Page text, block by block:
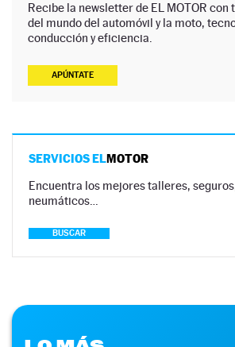
Recibe la newsletter de EL MOTOR
del mundo del automóvil y la moto,
conducción y eficiencia.
APÚNTATE
SERVICIOS ELMOTOR
Encuentra los mejores talleres,
neumáticos…
BUSCAR